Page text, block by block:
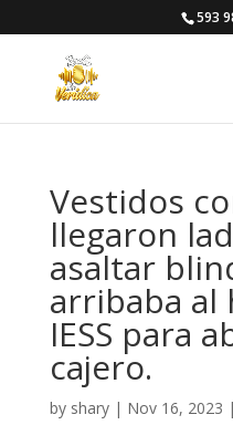
593
Vestidos
llegaron
asaltar
arribaba al
IESS para
cajero.
by shary| Nov 16, 2023 |